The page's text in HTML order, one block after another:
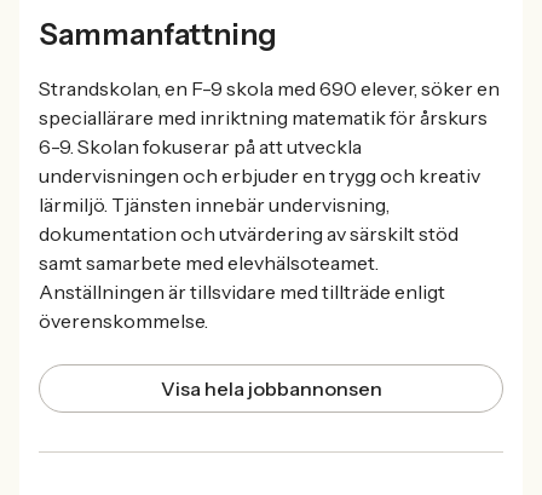
Sammanfattning
Strandskolan, en F-9 skola med 690 elever, söker en
speciallärare med inriktning matematik för årskurs
6-9. Skolan fokuserar på att utveckla
undervisningen och erbjuder en trygg och kreativ
lärmiljö. Tjänsten innebär undervisning,
dokumentation och utvärdering av särskilt stöd
samt samarbete med elevhälsoteamet.
Anställningen är tillsvidare med tillträde enligt
överenskommelse.
Visa hela jobbannonsen